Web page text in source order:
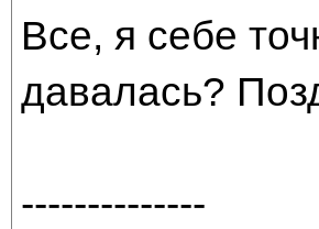
Все, я себе
давалась?
--------------